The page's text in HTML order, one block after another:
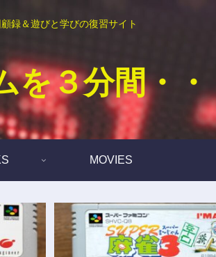
録＆遊びと学びの復習サイト
３分間・・
MOVIES